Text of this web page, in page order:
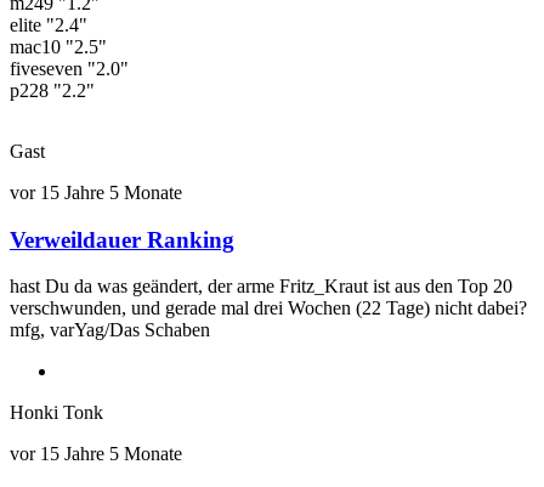
elite "2.4"
mac10 "2.5"
fiveseven "2.0"
p228 "2.2"
Gast
vor 15 Jahre 5 Monate
Verweildauer Ranking
hast Du da was geändert, der arme Fritz_Kraut ist aus den Top 20
verschwunden, und gerade mal drei Wochen (22 Tage) nicht dabei?
mfg, varYag/Das Schaben
Honki Tonk
vor 15 Jahre 5 Monate